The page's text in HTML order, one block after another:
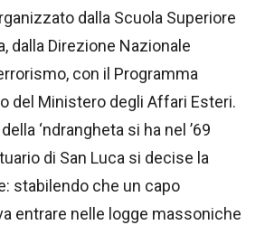
dalla Scuola Superiore
dalla Direzione Nazionale
con il Programma
del Ministero degli Affari Esteri.
‘ndrangheta si ha nel ’69
di San Luca si decise la
stabilendo che un capo
entrare nelle logge massoniche